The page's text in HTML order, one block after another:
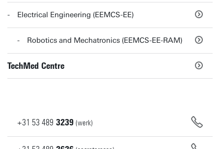
Electrical Engineering (EEMCS-EE)
Robotics and Mechatronics (EEMCS-EE-RAM)
TechMed Centre
+31 53 489 3239 (werk)